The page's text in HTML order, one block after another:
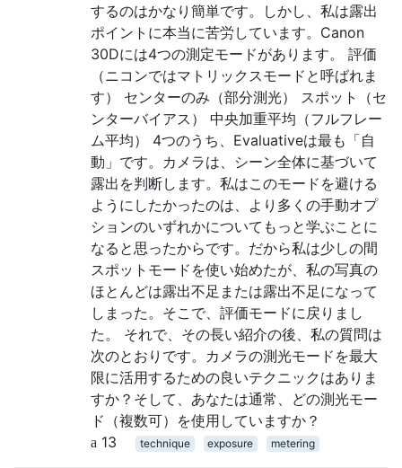
するのはかなり簡単です。しかし、私は露出
ポイントに本当に苦労しています。Canon
30Dには4つの測定モードがあります。 評価
（ニコンではマトリックスモードと呼ばれま
す） センターのみ（部分測光） スポット（セ
ンターバイアス） 中央加重平均（フルフレー
ム平均） 4つのうち、Evaluativeは最も「自
動」です。カメラは、シーン全体に基づいて
露出を判断します。私はこのモードを避ける
ようにしたかったのは、より多くの手動オプ
ションのいずれかについてもっと学ぶことに
なると思ったからです。だから私は少しの間
スポットモードを使い始めたが、私の写真の
ほとんどは露出不足または露出不足になって
しまった。そこで、評価モードに戻りまし
た。 それで、その長い紹介の後、私の質問は
次のとおりです。カメラの測光モードを最大
限に活用するための良いテクニックはありま
すか？そして、あなたは通常、どの測光モー
ド（複数可）を使用していますか？
13
technique exposure metering